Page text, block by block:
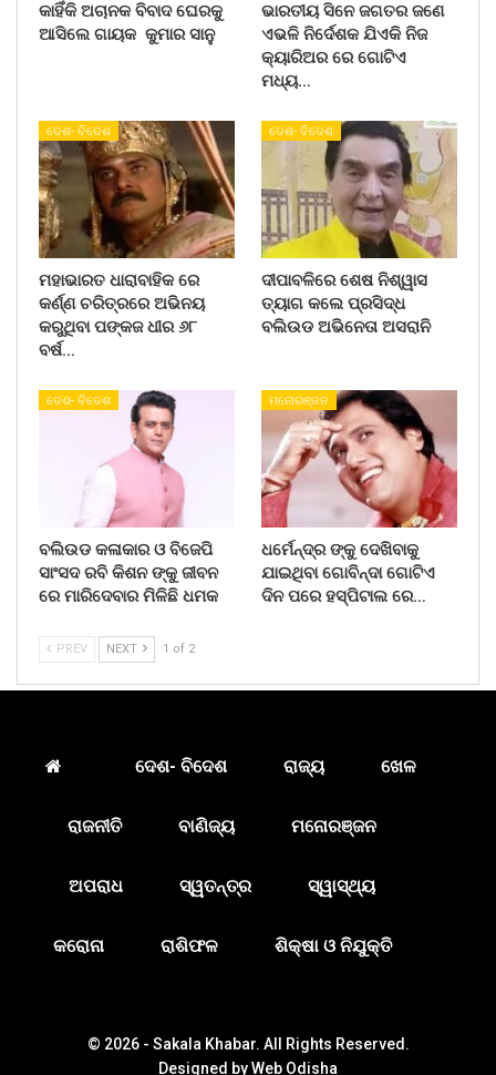
କାହିଁକି ଅଚାନକ ବିବାଦ ଘେରକୁ
ଆସିଲେ ଗାୟକ କୁମାର ସାନୁ
ଭାରତୀୟ ସିନେ ଜଗତର ଜଣେ
ଏଭଳି ନିର୍ଦେଶକ ଯିଏକି ନିଜ
କ୍ୟାରିଅର ରେ ଗୋଟିଏ
ମଧ୍ୟ…
ଦେଶ- ବିଦେଶ
ମହାଭାରତ ଧାରାବାହିକ ରେ
କର୍ଣ୍ଣ ଚରିତ୍ରରେ ଅଭିନୟ
କରୁଥିବା ପଙ୍କଜ ଧୀର ୬୮
ବର୍ଷ…
ଦେଶ- ବିଦେଶ
ଦୀପାବଳିରେ ଶେଷ ନିଶ୍ୱାସ
ତ୍ୟାଗ କଲେ ପ୍ରସିଦ୍ଧ
ବଲିଉଡ ଅଭିନେତା ଅସରାନି
ଦେଶ- ବିଦେଶ
ବଲିଉଡ କଳାକାର ଓ ବିଜେପି
ସାଂସଦ ରବି କିଶନ ଙ୍କୁ ଜୀବନ
ରେ ମାରିଦେବାର ମିଳିଛି ଧମକ
ମନୋରଞ୍ଜନ
ଧର୍ମେନ୍ଦ୍ର ଙ୍କୁ ଦେଖିବାକୁ
ଯାଇଥିବା ଗୋବିନ୍ଦା ଗୋଟିଏ
ଦିନ ପରେ ହସ୍ପିଟାଲ ରେ…
PREV NEXT 1 of 2
ଦେଶ- ବିଦେଶ ରାଜ୍ୟ ଖେଳ
ରାଜନୀତି ବାଣିଜ୍ୟ ମନୋରଞ୍ଜନ
ଅପରାଧ ସ୍ୱତନ୍ତ୍ର ସ୍ୱାସ୍ଥ୍ୟ
କରୋନା ରାଶିଫଳ ଶିକ୍ଷା ଓ ନିଯୁକ୍ତି
© 2026 - Sakala Khabar. All Rights Reserved.
Designed byWeb Odisha